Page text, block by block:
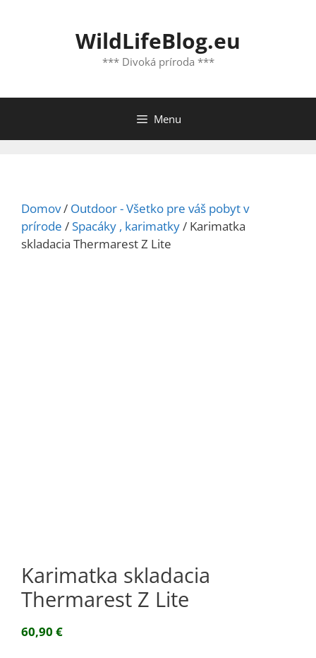
WildLifeBlog.eu
*** Divoká príroda ***
Menu
Domov/ Outdoor - Všetko pre váš pobyt v
prírode /Spacáky , karimatky/ Karimatka
skladacia Thermarest Z Lite
Karimatka skladacia
Thermarest Z Lite
60,90 €